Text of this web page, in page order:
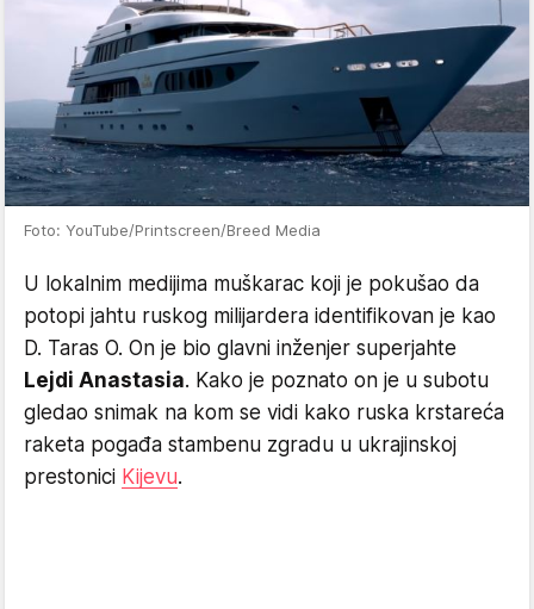
Foto: YouTube/Printscreen/Breed Media
U lokalnim medijima muškarac koji je pokušao da
potopi jahtu ruskog milijardera identifikovan je kao
D. Taras O. On je bio glavni inženjer superjahte
Lejdi Anastasia. Kako je poznato on je u subotu
gledao snimak na kom se vidi kako ruska krstareća
raketa pogađa stambenu zgradu u ukrajinskoj
prestonici Kijevu.